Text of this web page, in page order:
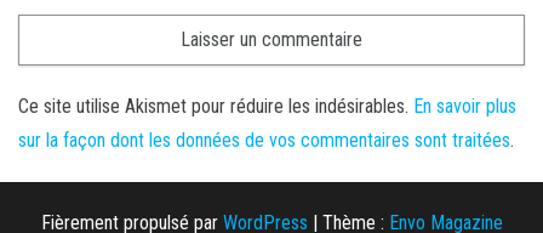
Ce site utilise Akismet pour réduire les indésirables. En savoir plus
sur la façon dont les données de vos commentaires sont traitées.
Fièrement propulsé par WordPress | Thème : Envo Magazine